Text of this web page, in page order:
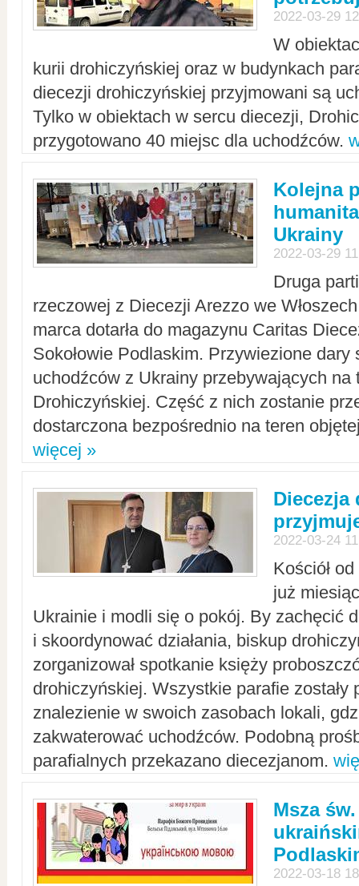
2022-03-29
W
kurii drohiczyńskiej oraz w budynkach
diecezji drohiczyńskiej przyjmowani są
Tylko w obiektach w sercu diecezji,
przygotowano 40 miejsc dla uchodźców.
Kolejna
Ukrainy
2022-03-29
Druga
rzeczowej z Diecezji Arezzo we
marca dotarła do magazynu Caritas
Sokołowie Podlaskim. Przywiezione dary
uchodźców z Ukrainy przebywających na
Drohiczyńskiej. Część z nich zostanie
dostarczona bezpośrednio na teren
więcej »
Diecezja
2022-03-24
Kościół
już
Ukrainie i modli się o pokój. By zachęcić
i skoordynować działania, biskup
zorganizował spotkanie księży
drohiczyńskiej. Wszystkie parafie zostały
znalezienie w swoich zasobach lokali,
zakwaterować uchodźców. Podobną
parafialnych przekazano diecezjanom.
Msza
2022-03-18